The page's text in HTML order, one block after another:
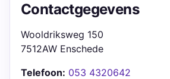
Contactgegevens
Wooldriksweg 150
7512AW Enschede
Telefoon: 053 4320642